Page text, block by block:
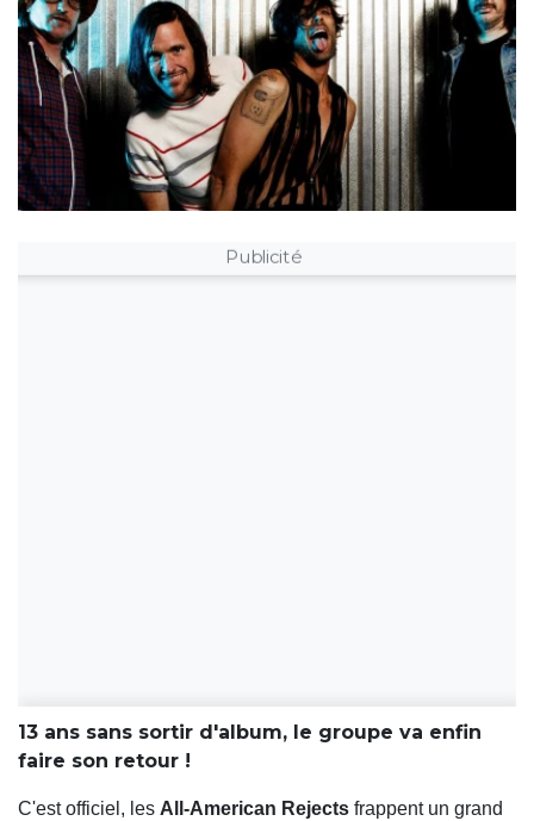
Publicité
13 ans sans sortir d'album, le groupe va enfin
faire son retour !
C'est officiel, les All-American Rejects frappent un grand